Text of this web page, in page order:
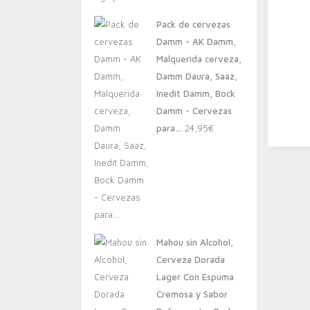
era:
20,00€.
es:
13,88€.
Pack de cervezas
Damm - AK Damm,
Malquerida cerveza,
Damm Daura, Saaz,
Inedit Damm, Bock
Damm - Cervezas
para… 24,95€
Mahou sin Alcohol,
Cerveza Dorada
Lager Con Espuma
Cremosa y Sabor